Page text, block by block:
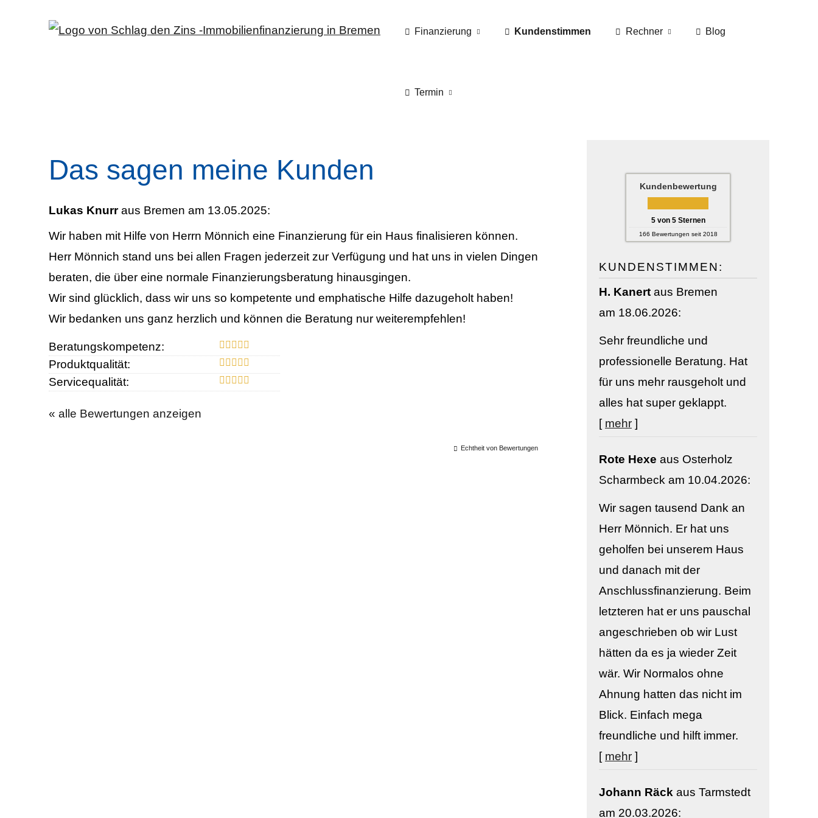
Finanzierung Kundenstimmen Rechner Blog
Termin
Kundenbewertung
5von 5Sternen
166 Bewertungen seit 2018
KUNDENSTIMMEN:
H. Kanert aus Bremen
am 18.06.2026:
Sehr freundliche und
professionelle Beratung. Hat
für uns mehr rausgeholt und
alles hat super geklappt.
[ mehr ]
Rote Hexe aus Osterholz
Scharmbeck am 10.04.2026:
Wir sagen tausend Dank an
Herr Mönnich. Er hat uns
geholfen bei unserem Haus
und danach mit der
Anschlussfinanzierung. Beim
letzteren hat er uns pauschal
angeschrieben ob wir Lust
hätten da es ja wieder Zeit
wär. Wir Normalos ohne
Ahnung hatten das nicht im
Blick. Einfach mega
freundliche und hilft immer.
[ mehr ]
Johann Räck aus Tarmstedt
am 20.03.2026:
Das sagen meine Kunden
Lukas Knurraus Bremen am 13.05.2025:
Wir haben mit Hilfe von Herrn Mönnich eine Finanzierung für ein Haus finalisieren können.
Herr Mönnich stand uns bei allen Fragen jederzeit zur Verfügung und hat uns in vielen Dingen
beraten, die über eine normale Finanzierungsberatung hinausgingen.
Wir sind glücklich, dass wir uns so kompetente und emphatische Hilfe dazugeholt haben!
Wir bedanken uns ganz herzlich und können die Beratung nur weiterempfehlen!
Beratungskompetenz:
Produktqualität:
Servicequalität:
« alle Bewertungen anzeigen
Echtheit von Bewertungen